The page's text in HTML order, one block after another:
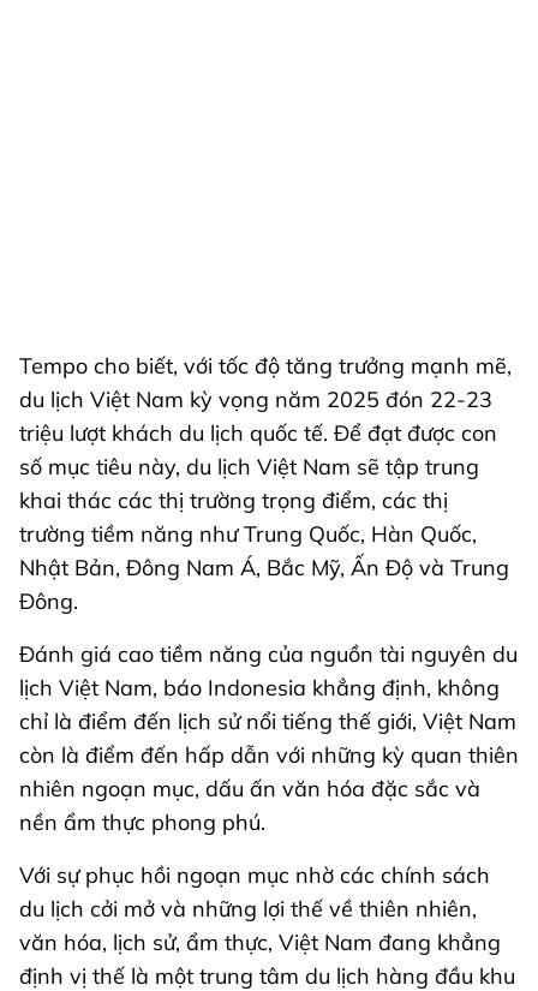
Tempo cho biết, với tốc độ tăng trưởng mạnh mẽ,
du lịch Việt Nam kỳ vọng năm 2025 đón 22-23
triệu lượt khách du lịch quốc tế. Để đạt được con
số mục tiêu này, du lịch Việt Nam sẽ tập trung
khai thác các thị trường trọng điểm, các thị
trường tiềm năng như Trung Quốc, Hàn Quốc,
Nhật Bản, Đông Nam Á, Bắc Mỹ, Ấn Độ và Trung
Đông.
Đánh giá cao tiềm năng của nguồn tài nguyên du
lịch Việt Nam, báo Indonesia khẳng định, không
chỉ là điểm đến lịch sử nổi tiếng thế giới, Việt Nam
còn là điểm đến hấp dẫn với những kỳ quan thiên
nhiên ngoạn mục, dấu ấn văn hóa đặc sắc và
nền ẩm thực phong phú.
Với sự phục hồi ngoạn mục nhờ các chính sách
du lịch cởi mở và những lợi thế về thiên nhiên,
văn hóa, lịch sử, ẩm thực, Việt Nam đang khẳng
định vị thế là một trung tâm du lịch hàng đầu khu